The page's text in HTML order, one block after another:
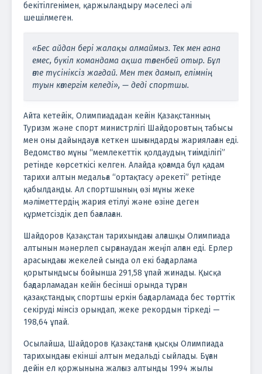
бекітілгенімен, қаржыландыру мәселесі әлі
шешілмеген.
«Бес айдан бері жалақы алмаймыз. Тек мен ғана
емес, бүкіл командама ақша төленбей отыр. Бұл
өте түсініксіз жағдай. Мен тек дамып, елімнің
туын көтергім келеді», — деді спортшы.
Айта кетейік, Олимпиададан кейін Қазақстанның
Туризм және спорт министрлігі Шайдоровтың табысы
мен оны дайындауға кеткен шығындарды жариялаған еді.
Ведомство мұны “мемлекеттік қолдаудың тиімділігі”
ретінде көрсеткісі келген. Алайда қоғамда бұл қадам
тарихи алтын медальға “ортақтасу әрекеті” ретінде
қабылданды. Ал спортшының өзі мұны жеке
мәліметтердің жария етілуі және өзіне деген
құрметсіздік деп бағалаған.
Шайдоров Қазақстан тарихындағы алғашқы Олимпиада
алтынын мәнерлеп сырғанаудан жеңіп алған еді. Ерлер
арасындағы жекелей сында ол екі бағдарлама
қорытындысы бойынша 291,58 ұпай жинады. Қысқа
бағдарламадан кейін бесінші орында тұрған
қазақстандық спортшы еркін бағдарламада бес төрттік
секіруді мінсіз орындап, жеке рекордын тіркеді —
198,64 ұпай.
Осылайша, Шайдоров Қазақстанға қысқы Олимпиада
тарихындағы екінші алтын медальді сыйлады. Бұған
дейін ел қоржынына жалғыз алтынды 1994 жылы